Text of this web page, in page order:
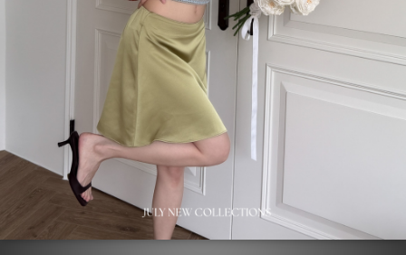
●正韓商品斷貨屬正常現象，若預購商品斷貨，則自動將現貨
商品寄出，斷貨商品金額自動轉入購物金並補償一次免運優
惠代碼，登入會員即可查看免運代碼。
●其他購物須知請點選官網最下方。
了解更多